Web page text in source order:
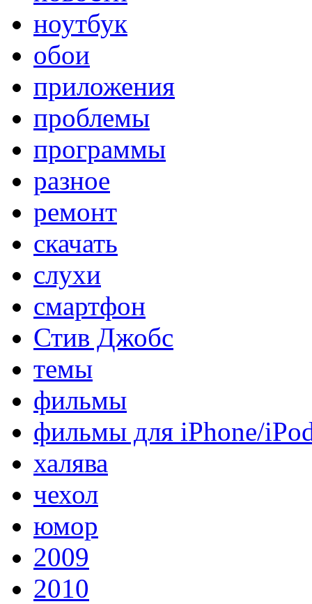
ноутбук
обои
приложения
проблемы
программы
разное
ремонт
скачать
слухи
смартфон
Стив Джобс
темы
фильмы
фильмы для iPhone/
халява
чехол
юмор
2009
2010